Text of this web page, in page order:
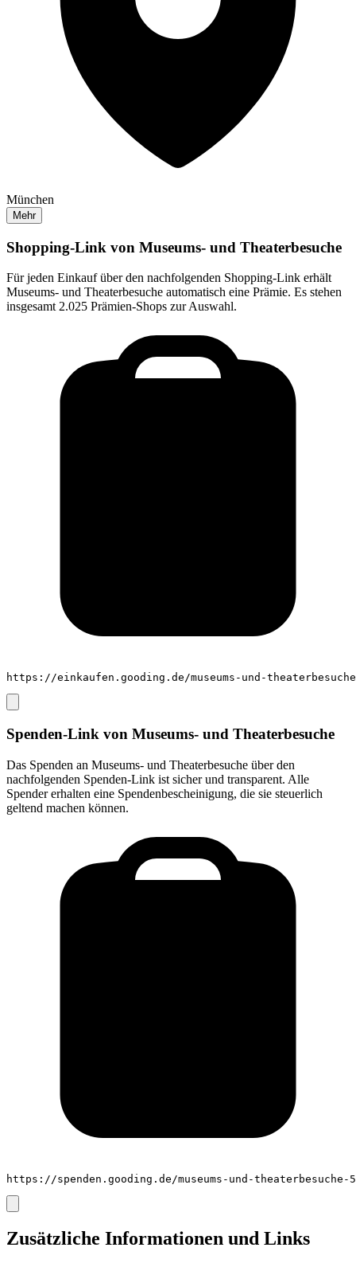
München
Mehr
Shopping-Link von Museums- und Theaterbesuche
Für jeden Einkauf über den nachfolgenden Shopping-Link erhält
Museums- und Theaterbesuche automatisch eine Prämie. Es stehen
insgesamt 2.025 Prämien-Shops zur Auswahl.
https://einkaufen.gooding.de/museums-und-
Spenden-Link von Museums- und Theaterbesuche
Das Spenden an Museums- und Theaterbesuche über den
nachfolgenden Spenden-Link ist sicher und transparent. Alle
Spender erhalten eine Spendenbescheinigung, die sie steuerlich
geltend machen können.
https://spenden.gooding.de/museums-und-theaterbesuche-
Zusätzliche Informationen und Links